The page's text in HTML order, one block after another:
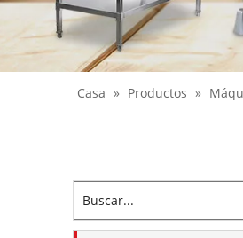
Casa » Productos »